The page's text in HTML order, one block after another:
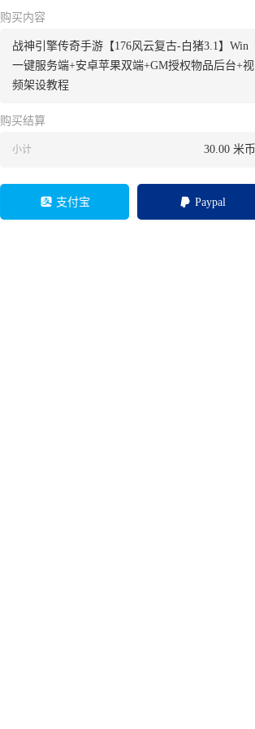
购买内容
战神引擎传奇手游【176风云复古-白猪3.1】Win
一键服务端+安卓苹果双端+GM授权物品后台+视
频架设教程
购买结算
小计 30.00 米币
支付宝 Paypal